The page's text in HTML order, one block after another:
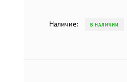
Наличие: В НАЛИЧИИ